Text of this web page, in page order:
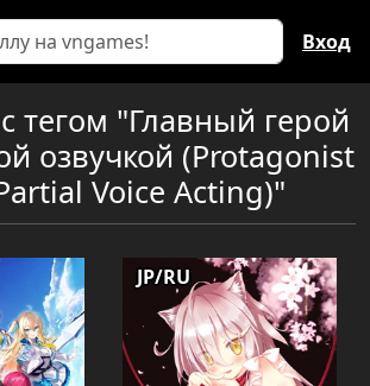
Вход
тегом "Главный герой
озвучкой (Protagonist
Voice Acting)"
JP/RU